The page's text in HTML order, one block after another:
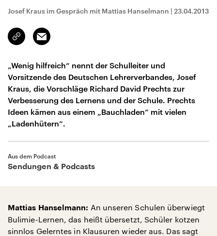
Josef Kraus im Gespräch mit Mattias Hanselmann | 23.04.2013
Link
kopieren/teilen
Email
„Wenig hilfreich“ nennt der Schulleiter und
Vorsitzende des Deutschen Lehrerverbandes, Josef
Kraus, die Vorschläge Richard David Prechts zur
Verbesserung des Lernens und der Schule. Prechts
Ideen kämen aus einem „Bauchladen“ mit vielen
„Ladenhütern“.
Aus dem Podcast
Sendungen & Podcasts
Mattias Hanselmann: An unseren Schulen überwiegt
Bulimie-Lernen, das heißt übersetzt, Schüler kotzen
sinnlos Gelerntes in Klausuren wieder aus. Das sagt